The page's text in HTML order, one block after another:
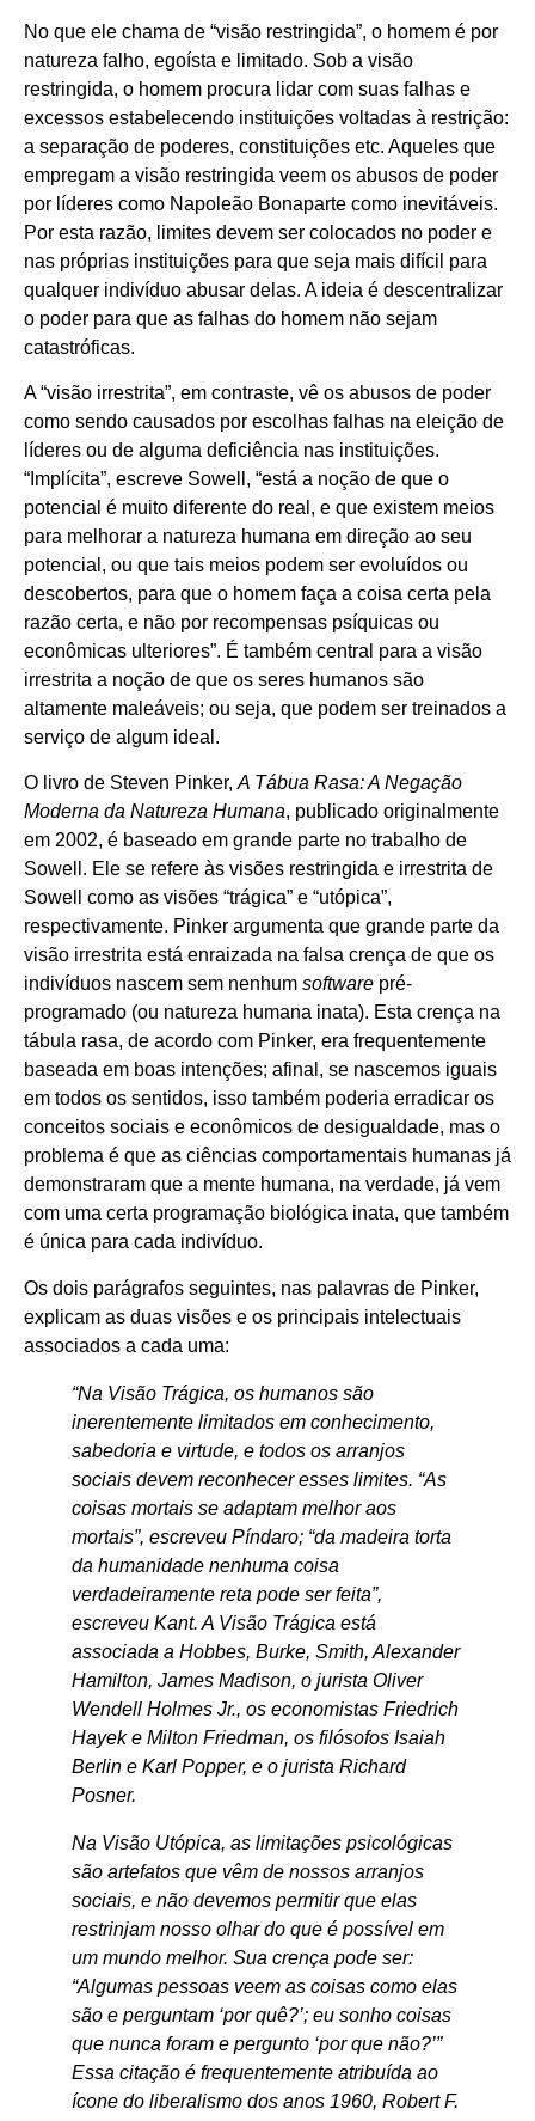
No que ele chama de “visão restringida”, o homem é por
natureza falho, egoísta e limitado. Sob a visão
restringida, o homem procura lidar com suas falhas e
excessos estabelecendo instituições voltadas à restrição:
a separação de poderes, constituições etc. Aqueles que
empregam a visão restringida veem os abusos de poder
por líderes como Napoleão Bonaparte como inevitáveis.
Por esta razão, limites devem ser colocados no poder e
nas próprias instituições para que seja mais difícil para
qualquer indivíduo abusar delas. A ideia é descentralizar
o poder para que as falhas do homem não sejam
catastróficas.
A “visão irrestrita”, em contraste, vê os abusos de poder
como sendo causados por escolhas falhas na eleição de
líderes ou de alguma deficiência nas instituições.
“Implícita”, escreve Sowell, “está a noção de que o
potencial é muito diferente do real, e que existem meios
para melhorar a natureza humana em direção ao seu
potencial, ou que tais meios podem ser evoluídos ou
descobertos, para que o homem faça a coisa certa pela
razão certa, e não por recompensas psíquicas ou
econômicas ulteriores”. É também central para a visão
irrestrita a noção de que os seres humanos são
altamente maleáveis; ou seja, que podem ser treinados a
serviço de algum ideal.
O livro de Steven Pinker,A Tábua Rasa: A Negação
Moderna da Natureza Humana, publicado originalmente
em 2002, é baseado em grande parte no trabalho de
Sowell. Ele se refere às visões restringida e irrestrita de
Sowell como as visões “trágica” e “utópica”,
respectivamente. Pinker argumenta que grande parte da
visão irrestrita está enraizada na falsa crença de que os
indivíduos nascem sem nenhum software pré-
programado (ou natureza humana inata). Esta crença na
tábula rasa, de acordo com Pinker, era frequentemente
baseada em boas intenções; afinal, se nascemos iguais
em todos os sentidos, isso também poderia erradicar os
conceitos sociais e econômicos de desigualdade, mas o
problema é que as ciências comportamentais humanas já
demonstraram que a mente humana, na verdade, já vem
com uma certa programação biológica inata, que também
é única para cada indivíduo.
Os dois parágrafos seguintes, nas palavras de Pinker,
explicam as duas visões e os principais intelectuais
associados a cada uma:
“Na Visão Trágica, os humanos são
inerentemente limitados em conhecimento,
sabedoria e virtude, e todos os arranjos
sociais devem reconhecer esses limites. “As
coisas mortais se adaptam melhor aos
mortais”, escreveu Píndaro; “da madeira torta
da humanidade nenhuma coisa
verdadeiramente reta pode ser feita”,
escreveu Kant. A Visão Trágica está
associada a Hobbes, Burke, Smith, Alexander
Hamilton, James Madison, o jurista Oliver
Wendell Holmes Jr., os economistas Friedrich
Hayek e Milton Friedman, os filósofos Isaiah
Berlin e Karl Popper, e o jurista Richard
Posner.
Na Visão Utópica, as limitações psicológicas
são artefatos que vêm de nossos arranjos
sociais, e não devemos permitir que elas
restrinjam nosso olhar do que é possível em
um mundo melhor. Sua crença pode ser:
“Algumas pessoas veem as coisas como elas
são e perguntam ‘por quê?’; eu sonho coisas
que nunca foram e pergunto ‘por que não?’”
Essa citação é frequentemente atribuída ao
ícone do liberalismo dos anos 1960, Robert F.